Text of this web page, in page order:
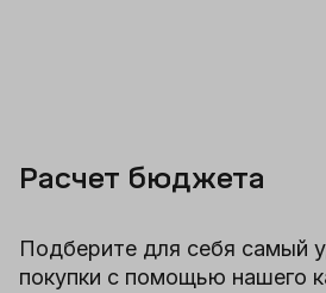
Расчет бюджета
Подберите для себя самый
покупки с помощью нашего